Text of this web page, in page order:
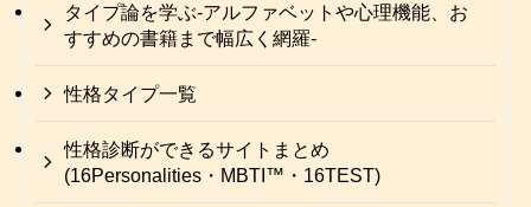
タイプ論を学ぶ-アルファベットや心理機能、お
すすめの書籍まで幅広く網羅-
性格タイプ一覧
性格診断ができるサイトまとめ
(16Personalities・MBTI™・16TEST)